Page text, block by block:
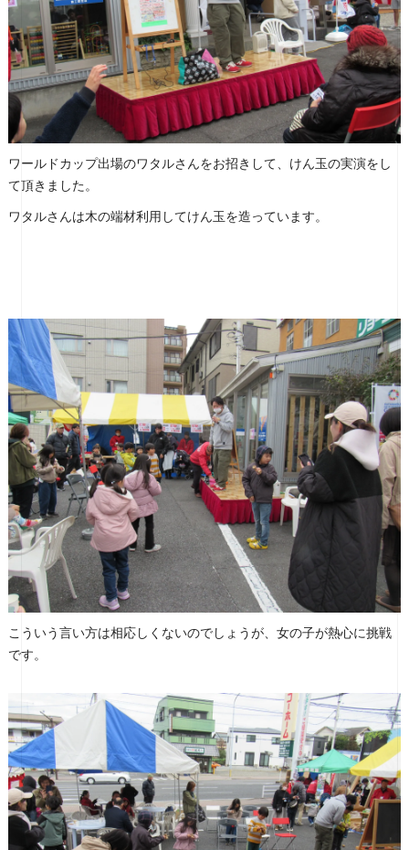
ワールドカップ出場のワタルさんをお招きして、けん玉の実演をし
て頂きました。
ワタルさんは木の端材利用してけん玉を造っています。
こういう言い方は相応しくないのでしょうが、女の子が熱心に挑戦
です。